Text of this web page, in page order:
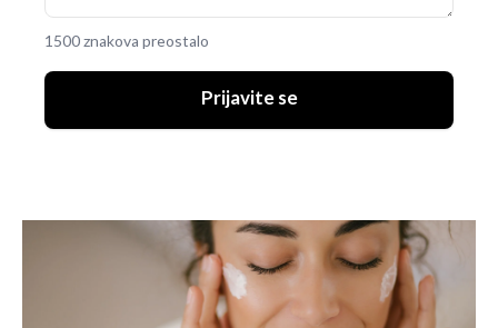
1500 znakova preostalo
Prijavite se